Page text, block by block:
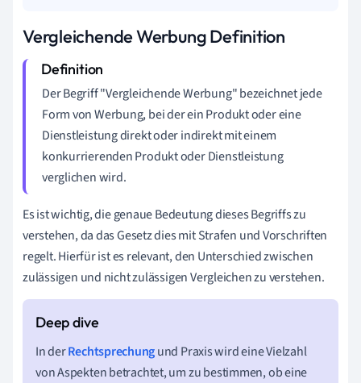
Vergleichende Werbung Definition
Der Begriff "Vergleichende Werbung" bezeichnet jede
Form von Werbung, bei der ein Produkt oder eine
Dienstleistung direkt oder indirekt mit einem
konkurrierenden Produkt oder Dienstleistung
verglichen wird.
Es ist wichtig, die genaue Bedeutung dieses Begriffs zu
verstehen, da das Gesetz dies mit Strafen und Vorschriften
regelt. Hierfür ist es relevant, den Unterschied zwischen
zulässigen und nicht zulässigen Vergleichen zu verstehen.
In derRechtsprechungund Praxis wird eine Vielzahl
von Aspekten betrachtet, um zu bestimmen, ob eine